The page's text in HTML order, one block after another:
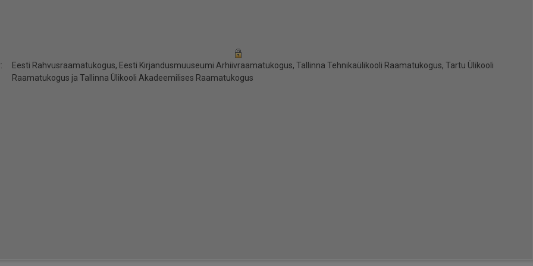
Eesti Rahvusraamatukogus, Eesti Kirjandusmuuseumi Arhiivraamatukogus, Tallinna Tehnikaülikooli Raamatukogus, Tartu Ülikooli
Raamatukogus ja Tallinna Ülikooli Akadeemilises Raamatukogus